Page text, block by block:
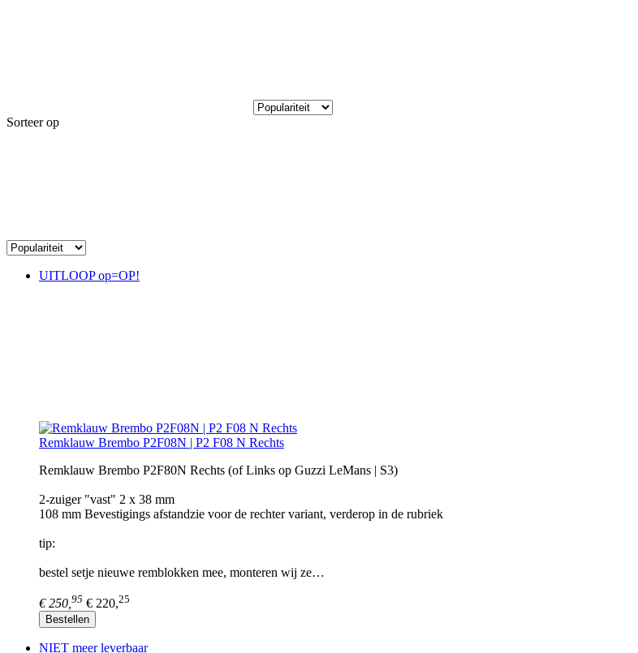
Sorteer op
UITLOOP op=OP!
Remklauw Brembo P2F08N | P2 F08 N Rechts
Remklauw Brembo P2F80N Rechts (of Links op Guzzi LeMans | S3)
2-zuiger "vast" 2 x 38 mm
108 mm Bevestigings afstandzie voor de rechter variant, verderop in de rubriek
tip:
bestel setje nieuwe remblokken mee, monteren wij ze…
€ 250, 95 € 220,25
Bestellen
NIET meer leverbaar